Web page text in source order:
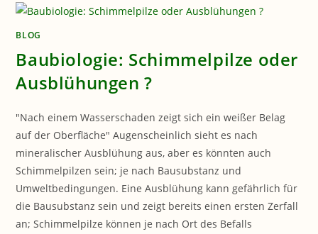
BAUBIOLOGE
?
BLOG
Baubiologie: Schimmelpilze oder
Ausblühungen ?
"Nach einem Wasserschaden zeigt sich ein weißer Belag
auf der Oberfläche" Augenscheinlich sieht es nach
mineralischer Ausblühung aus, aber es könnten auch
Schimmelpilzen sein; je nach Bausubstanz und
Umweltbedingungen. Eine Ausblühung kann gefährlich für
die Bausubstanz sein und zeigt bereits einen ersten Zerfall
an; Schimmelpilze können je nach Ort des Befalls